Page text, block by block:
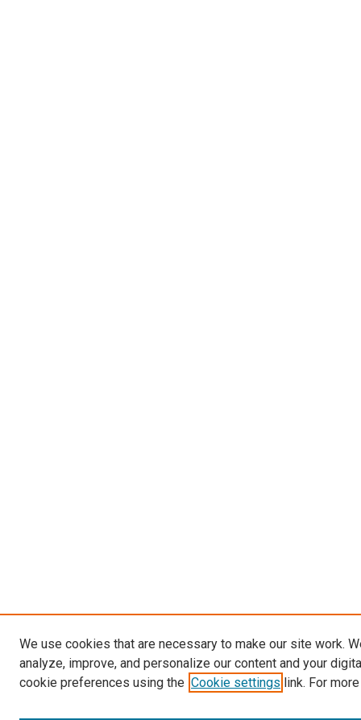
We use cookies that are necessary to make our site work.
analyze, improve, and personalize our content and your
cookie preferences using the Cookie settings link. For